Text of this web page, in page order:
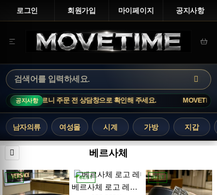
로그인 회원가입 마이페이지 공지사항
공지사항
동이 빠르니 주문 전 상담창으로 확인해 주세요. MOVETIME
남자의류 여성몰 시계 가방 지갑
베르사체
BEST BEST
베르사체 로고 레더 가죽 3.5cm 벨트 (2컬러) 26SS
BEST